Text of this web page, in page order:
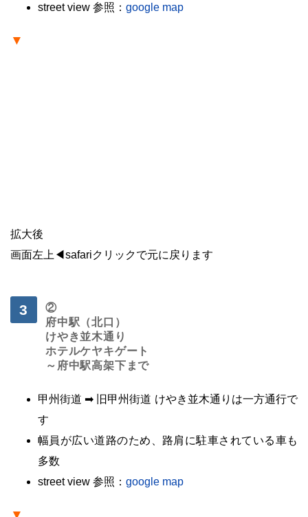
street view 参照： google map
▼
拡大後
画面左上◀safariクリックで元に戻ります
②
府中駅（北口）
けやき並木通り
ホテルケヤキゲート
～府中駅高架下まで
甲州街道 ➡ 旧甲州街道 けやき並木通りは一方通行で
す
幅員が広い道路のため、路肩に駐車されている車も
多数
street view 参照： google map